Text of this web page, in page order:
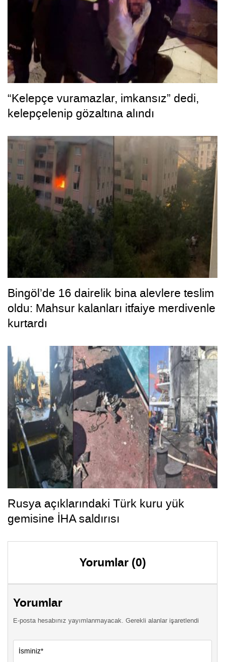
“Kelepçe vuramazlar, imkansız” dedi,
kelepçelenip gözaltına alındı
Bingöl’de 16 dairelik bina alevlere teslim
oldu: Mahsur kalanları itfaiye merdivenle
kurtardı
Rusya açıklarındaki Türk kuru yük
gemisine İHA saldırısı
Yorumlar (0)
Yorumlar
E-posta hesabınız yayımlanmayacak. Gerekli alanlar işaretlendi